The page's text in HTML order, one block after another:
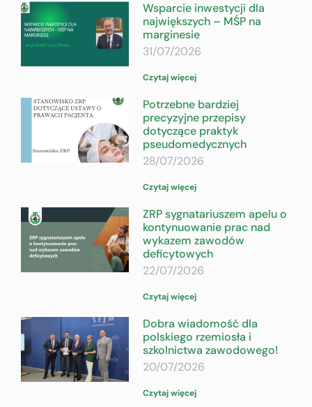
Wsparcie inwestycji dla
największych – MŚP na
marginesie
31/07/2026
Czytaj więcej
Potrzebne bardziej
precyzyjne przepisy
dotyczące praktyk
pseudomedycznych
28/07/2026
Czytaj więcej
ZRP sygnatariuszem apelu o
kontynuowanie prac nad
wykazem zawodów
deficytowych
22/07/2026
Czytaj więcej
Dobra wiadomość dla
polskiego rzemiosła i
szkolnictwa zawodowego!
20/07/2026
Czytaj więcej